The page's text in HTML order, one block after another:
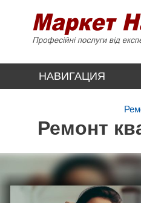
НАВИГАЦИЯ
Ремонт